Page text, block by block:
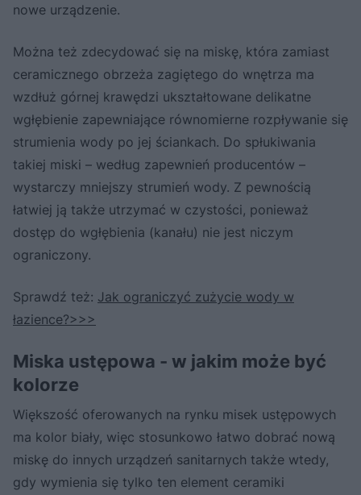
nowe urządzenie.
Można też zdecydować się na miskę, która zamiast
ceramicznego obrzeża zagiętego do wnętrza ma
wzdłuż górnej krawędzi ukształtowane delikatne
wgłębienie zapewniające równomierne rozpływanie się
strumienia wody po jej ściankach. Do spłukiwania
takiej miski – według zapewnień producentów –
wystarczy mniejszy strumień wody. Z pewnością
łatwiej ją także utrzymać w czystości, ponieważ
dostęp do wgłębienia (kanału) nie jest niczym
ograniczony.
Sprawdź też: Jak ograniczyć zużycie wody w
łazience?>>>
Miska ustępowa - w jakim może być
kolorze
Większość oferowanych na rynku misek ustępowych
ma kolor biały, więc stosunkowo łatwo dobrać nową
miskę do innych urządzeń sanitarnych także wtedy,
gdy wymienia się tylko ten element ceramiki